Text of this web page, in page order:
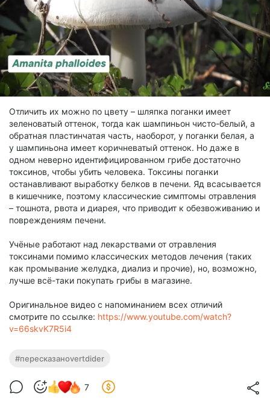
Отличить их можно по цвету – шляпка поганки имеет
зеленоватый оттенок, тогда как шампиньон чисто-белый, а
обратная пластинчатая часть, наоборот, у поганки белая, а
у шампиньона имеет коричневатый оттенок. Но даже в
одном неверно идентифицированном грибе достаточно
токсинов, чтобы убить человека. Токсины поганки
останавливают выработку белков в печени. Яд всасывается
в кишечнике, поэтому классические симптомы отравления
– тошнота, рвота и диарея, что приводит к обезвоживанию и
повреждениям печени.
Учёные работают над лекарствами от отравления
токсинами помимо классических методов лечения (таких
как промывание желудка, диализ и прочие), но, возможно,
лучше всё-таки покупать грибы в магазине.
Оригинальное видео с напоминанием всех отличий
смотрите по ссылке: https://www.youtube.com/watch?
v=66skvK7R5i4
#пересказаноvertdider
7